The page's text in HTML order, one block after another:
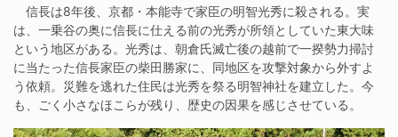
信長は8年後、京都・本能寺で家臣の明智光秀に殺される。実
は、一乗谷の奥に信長に仕える前の光秀が所領としていた東大味
という地区がある。光秀は、朝倉氏滅亡後の越前で一揆勢力掃討
に当たった信長家臣の柴田勝家に、同地区を攻撃対象から外すよ
う依頼。災難を逃れた住民は光秀を祭る明智神社を建立した。今
も、ごく小さなほこらが残り、歴史の因果を感じさせている。